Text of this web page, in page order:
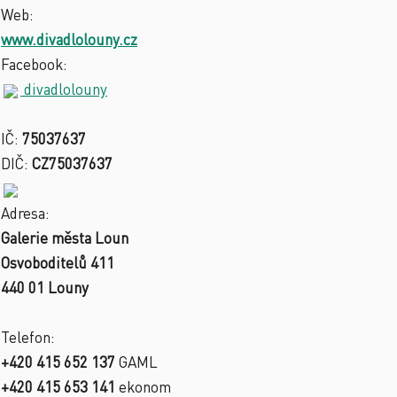
Web:
www.divadlolouny.cz
Facebook:
divadlolouny
IČ: 75037637
DIČ: CZ75037637
Adresa:
Galerie města Loun
Osvoboditelů 411
440 01 Louny
Telefon:
+420 415 652 137 GAML
+420 415 653 141 ekonom